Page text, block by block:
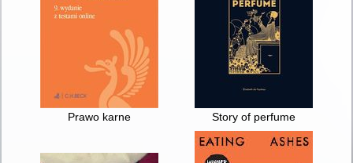
Prawo karne Story of perfume